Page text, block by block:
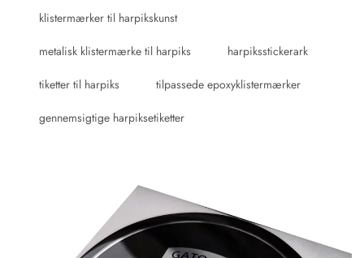
klistermærker til harpikskunst
metalisk klistermærke til harpiks harpiksstickerark
tiketter til harpiks tilpassede epoxyklistermærker
gennemsigtige harpiksetiketter